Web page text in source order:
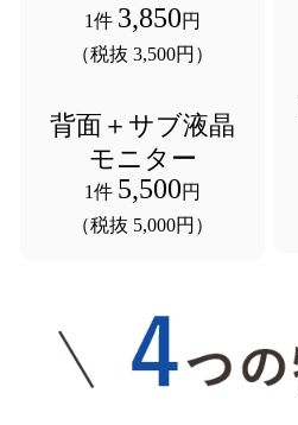
1件 3,850円
（税抜 3,500円）
背面＋サブ液晶
モニター
1件 5,500円
（税抜 5,000円）